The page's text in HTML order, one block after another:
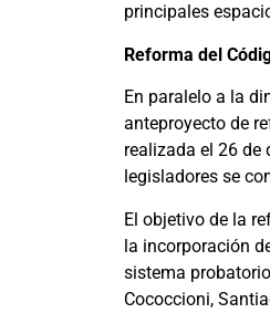
principales
Reforma del
En paralelo a la
anteproyecto de
realizada el 26 de
legisladores se
El objetivo de la
la incorporación
sistema
Cococcioni,